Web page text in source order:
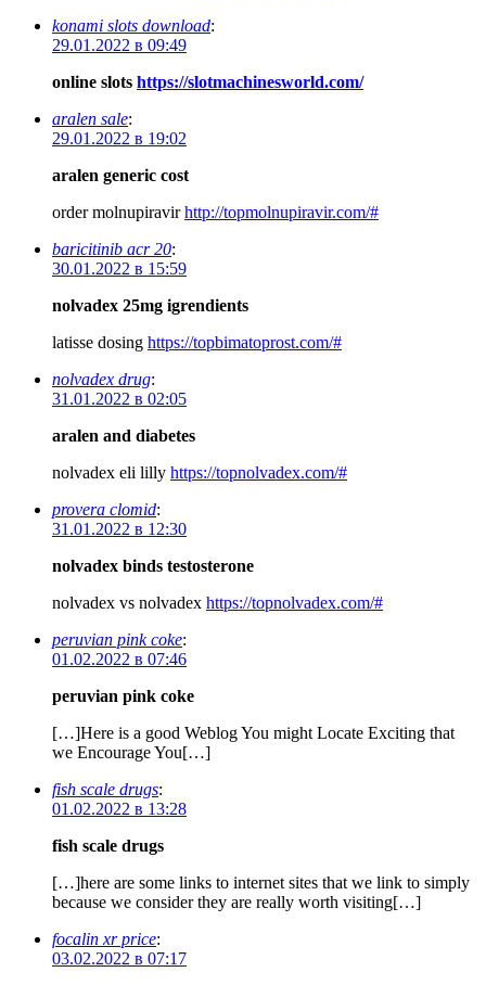
konami slots download:
29.01.2022 в 09:49
online slots https://slotmachinesworld.com/
aralen sale:
29.01.2022 в 19:02
aralen generic cost
order molnupiravirhttp://topmolnupiravir.com/#
baricitinib acr 20:
30.01.2022 в 15:59
nolvadex 25mg igrendients
latisse dosing https://topbimatoprost.com/#
nolvadex drug:
31.01.2022 в 02:05
aralen and diabetes
nolvadex eli lilly https://topnolvadex.com/#
provera clomid:
31.01.2022 в 12:30
nolvadex binds testosterone
nolvadex vs nolvadex https://topnolvadex.com/#
peruvian pink coke:
01.02.2022 в 07:46
peruvian pink coke
[…]Here is a good Weblog You might Locate Exciting that
we Encourage You[…]
fish scale drugs:
01.02.2022 в 13:28
fish scale drugs
[…]here are some links to internet sites that we link to simply
because we consider they are really worth visiting[…]
focalin xr price:
03.02.2022 в 07:17